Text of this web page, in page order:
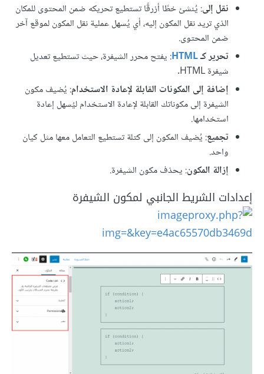
نقل إلى: يُنشئ خطًا أزرقًا تستطيع تحريكه ضمن المحتوى للمكان
الذي تريد نقل المكون إليه، أي يُسهل عملية نقل المكون لموقع آخر
ضمن المحتوى.
تحرير كـHTML: يفتح محرر الشيفرة، حيث تستطيع تعديل
شيفرة HTML.
إضافة إلى المكونات القابلة لإعادة الاستخدام: يُضيف مكون
الشيفرة إلى مكوناتك القابلة لإعادة الاستخدام ليُسهل إعادة
استخدامها.
تجميع: يُضيف المكون إلى كتلة تستطيع التعامل معها مثل كيان
واحد.
إزالة المكون: يحذف مكون الشيفرة.
إعدادات الشريط الجانبي لمكون الشيفرة